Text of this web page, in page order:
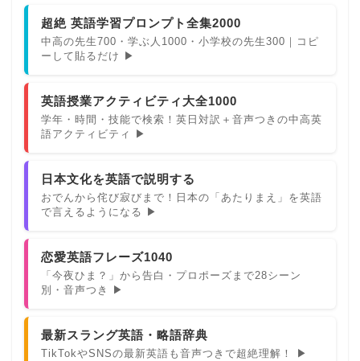
超絶 英語学習プロンプト全集2000
中高の先生700・学ぶ人1000・小学校の先生300｜コピ
ーして貼るだけ ▶
英語授業アクティビティ大全1000
学年・時間・技能で検索！英日対訳＋音声つきの中高英
語アクティビティ ▶
日本文化を英語で説明する
おでんから侘び寂びまで！日本の「あたりまえ」を英語
で言えるようになる ▶
恋愛英語フレーズ1040
「今夜ひま？」から告白・プロポーズまで28シーン
別・音声つき ▶
最新スラング英語・略語辞典
TikTokやSNSの最新英語も音声つきで超絶理解！ ▶